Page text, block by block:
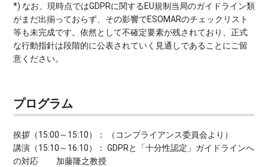
*) なお、現時点ではGDPRに関するEU規制当局のガイドライン類
がまだ出揃っておらず、その影響でESOMARのチェックリスト
等も未完成です。依然として不確定要素が残されており、正式
な行動指針は段階的に公表されていく見通しであることにご留
意ください。
プログラム
挨拶（15:00～15:10）： （コンプライアンス委員会より）
講演（15:10～16:10）： GDPRと「十分性認定」ガイドラインへ
の対応
加藤隆之教授